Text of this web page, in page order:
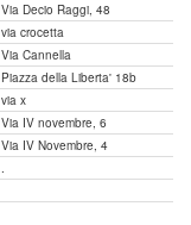
Via Decio Raggi, 48
via crocetta
Via Cannella
Piazza della Liberta' 18b
via x
Via IV novembre, 6
Via IV Novembre, 4
.